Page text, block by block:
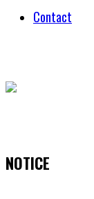
Contact
NOTICE